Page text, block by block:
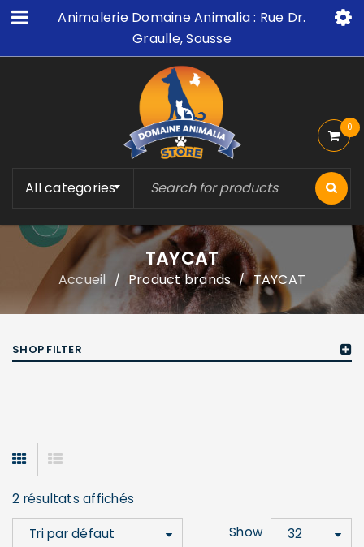
Animalerie Domaine Animalia : Rue Dr.
Graulle, Sousse
All categories
0
TAYCAT
Accueil / Product brands / TAYCAT
SHOP FILTER
2 résultats affichés
Tri par défaut Show 32